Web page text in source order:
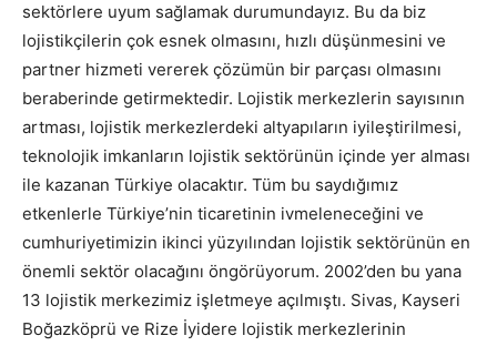
sektörlere uyum sağlamak durumundayız. Bu da biz
lojistikçilerin çok esnek olmasını, hızlı düşünmesini ve
partner hizmeti vererek çözümün bir parçası olmasını
beraberinde getirmektedir. Lojistik merkezlerin sayısının
artması, lojistik merkezlerdeki altyapıların iyileştirilmesi,
teknolojik imkanların lojistik sektörünün içinde yer alması
ile kazanan Türkiye olacaktır. Tüm bu saydığımız
etkenlerle Türkiye’nin ticaretinin ivmeleneceğini ve
cumhuriyetimizin ikinci yüzyılından lojistik sektörünün en
önemli sektör olacağını öngörüyorum. 2002’den bu yana
13 lojistik merkezimiz işletmeye açılmıştı. Sivas, Kayseri
Boğazköprü ve Rize İyidere lojistik merkezlerinin